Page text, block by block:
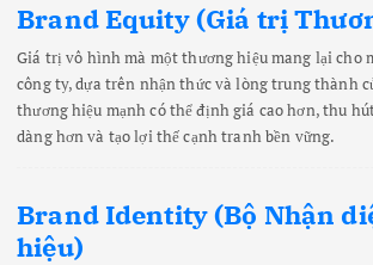
Brand Equity (Giá trị
Giá trị vô hình mà một thương hiệu mang lại cho
công ty, dựa trên nhận thức và lòng trung thành
thương hiệu mạnh có thể định giá cao hơn, thu
dàng hơn và tạo lợi thế cạnh tranh bền vững.
Brand Identity (Bộ Nhận
hiệu)